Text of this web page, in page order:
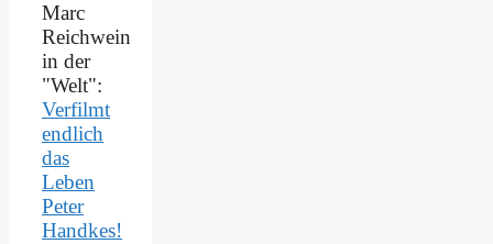
Marc
Reichwein
in der
"Welt":
Verfilmt
endlich
das
Leben
Peter
Handkes!